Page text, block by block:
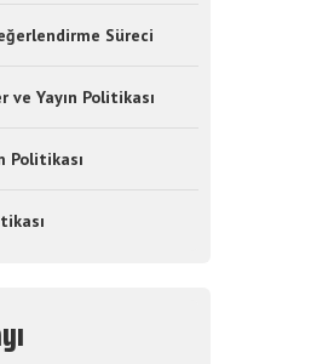
Süreci
ve Yayın Politikası
Politikası